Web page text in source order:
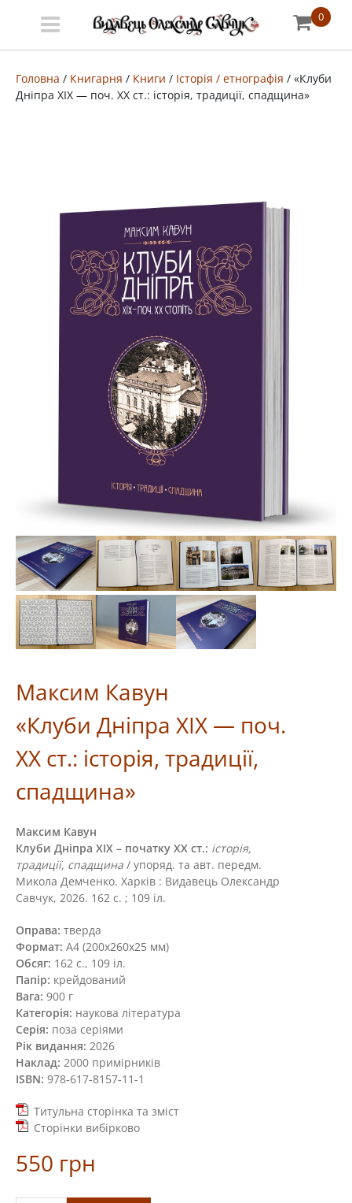
Меню
Про
#запідтримкиУКФ
0
Головна / Книгарня / Книги / Історія / етнографія / «Клуби
Дніпра XIХ — поч. XX ст.: історія, традиції, спадщина»
Макcим Кавун
«Клуби Дніпра XIХ — поч.
XX ст.: історія, традиції,
спадщина»
Максим Кавун
Клуби Дніпра ХІХ – початку ХХ ст.: історія,
традиції, спадщина / упоряд. та авт. передм.
Микола Демченко. Харків : Видавець Олександр
Савчук, 2026. 162 с. ; 109 іл.
Оправа: тверда
Формат: А4 (200х260х25 мм)
Обсяг: 162 с., 109 іл.
Папір: крейдований
Вага: 900 г
Категорія: наукова література
Серія: поза серіями
Рік видання: 2026
Наклад: 2000 примірників
ISBN: 978-617-8157-11-1
Титульна сторінка та зміст
Сторінки вибірково
550 грн